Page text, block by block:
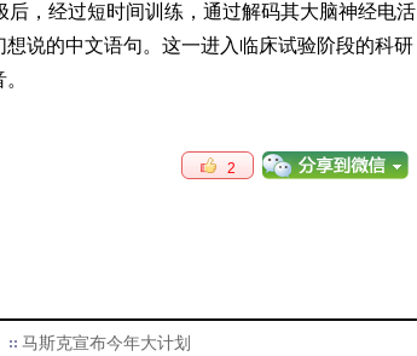
，经过短时间训练，通过解码其大脑神经电活
说的中文语句。这一进入临床试验阶段的科研
2
马斯克宣布今年大计划